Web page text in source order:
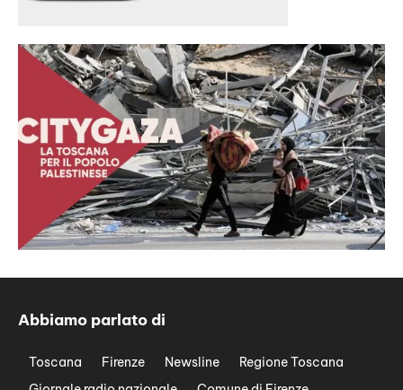
Abbiamo parlato di
Toscana Firenze Newsline
Regione Toscana